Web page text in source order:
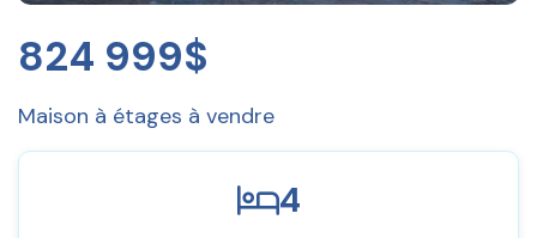
824 999$
Maison à étages à vendre
4